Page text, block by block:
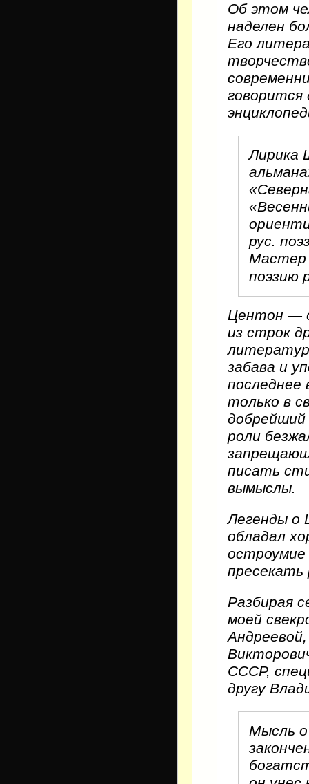
Об этом
наделен
Его
Лирика
рус.
Мастер
поэзию
Центон —
из строк
забава и
только в
добрейший
роли
писать
вымыслы.
Легенды о
обладал
остроумие
пресекать
Разбирая
моей
СССР,
другу
Мысль